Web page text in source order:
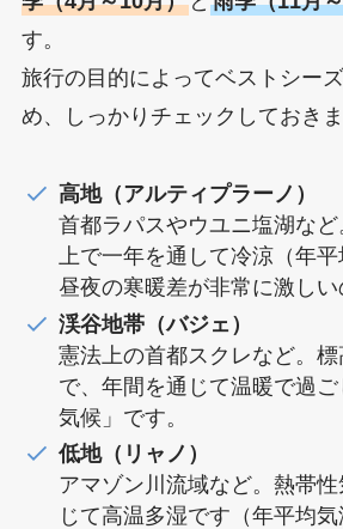
す。
旅行の目的によってベストシー
め、しっかりチェックしておきま
高地（アルティプラーノ）
首都ラパスやウユニ塩湖な
上で一年を通して冷涼（年
昼夜の寒暖差が非常に激しい
渓谷地帯（バジェ）
憲法上の首都スクレなど。
で、年間を通じて温暖で過
気候」です。
低地（リャノ）
アマゾン川流域など。熱帯
じて高温多湿です（年平均